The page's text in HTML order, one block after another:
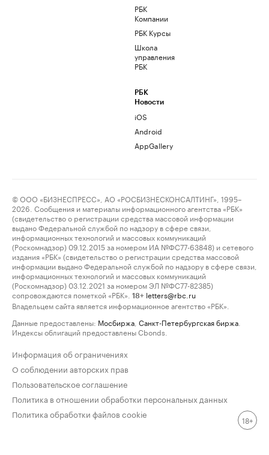
РБК
Компании
РБК Курсы
Школа
управления
РБК
РБК
Новости
iOS
Android
AppGallery
© ООО «БИЗНЕСПРЕСС», АО «РОСБИЗНЕСКОНСАЛТИНГ», 1995–
2026. Сообщения и материалы информационного агентства «РБК»
(свидетельство о регистрации средства массовой информации
выдано Федеральной службой по надзору в сфере связи,
информационных технологий и массовых коммуникаций
(Роскомнадзор) 09.12.2015 за номером ИА №ФС77-63848) и сетевого
издания «РБК» (свидетельство о регистрации средства массовой
информации выдано Федеральной службой по надзору в сфере связи,
информационных технологий и массовых коммуникаций
(Роскомнадзор) 03.12.2021 за номером ЭЛ №ФС77-82385)
сопровождаются пометкой «РБК».
18+ letters@rbc.ru
Владельцем сайта является информационное агентство «РБК».
Данные предоставлены: Мосбиржа Санкт-Петербургская биржа
Индексы облигаций предоставлены Cbonds.
Информация об ограничениях
О соблюдении авторских прав
Пользовательское соглашение
Политика в отношении обработки персональных данных
Политика обработки файлов cookie
18+